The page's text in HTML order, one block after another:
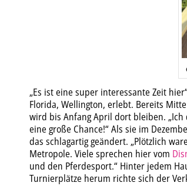
„Es ist eine super interessante Zeit
Florida, Wellington, erlebt. Bereits
wird bis Anfang April dort bleiben.
eine große Chance!“ Als sie im
das schlagartig geändert. „Plötzlich
Metropole. Viele sprechen hier vom
und den Pferdesport.“ Hinter jedem
Turnierplätze herum richte sich der